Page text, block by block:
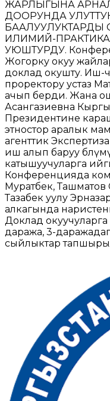
ЖАРЛЫГЫНА
ДООРУНДА
БААЛУУЛУКТАРДЫ
ИЛИМИЙ-
УЮШТУРДУ.
Жогорку окуу
доклад окушту. Иш-
проректору устаз
ачып берди. Жана
Асангазиевна
Президентине
этностор аралык
агенттик
иш алып баруу
катышуучуларга
Конференцияда
Муратбек, Ташматов
Тазабек уулу
алкагында наристени
Доклад
даража, 3-
сыйлыктар